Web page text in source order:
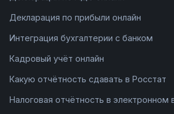
Декларация по прибыли онлайн
Интеграция бухгалтерии с банком
Кадровый учёт онлайн
Какую отчётность сдавать в Росстат
Налоговая отчётность в электронном